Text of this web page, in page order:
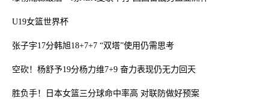
U19女篮世界杯
张子宇17分韩旭18+7+7 “双塔”使用仍需思考
空砍！杨舒予19分杨力维7+9 奋力表现仍无力回天
胜负手！日本女篮三分球命中率高 对联防做好预案